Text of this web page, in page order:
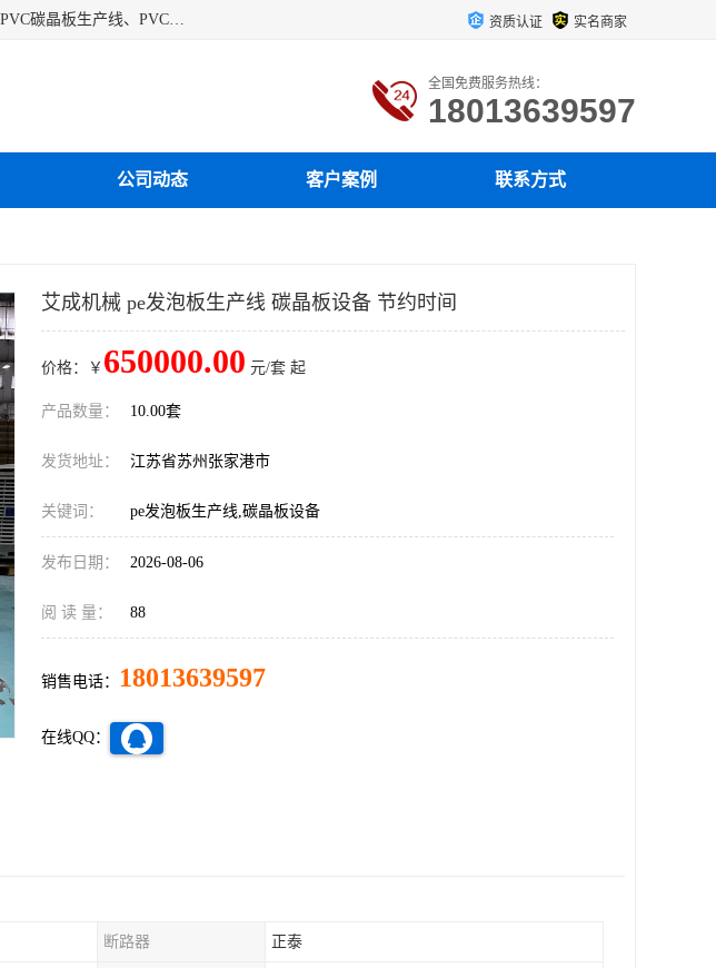
江苏艾斯曼机械有限公司专业生产各种合成树脂瓦设备、PVC树脂瓦生产线、PVC仿大理石板生产线，PVC碳晶板生产线、PVC护墙板生产线，PVC格栅板生产线、PVC扣板生产线、塑料建筑模板生产线。操作方便，性能稳定，价格合理，质量保障。 资质认证 实名商家
全国免费服务热线：
18013639597
公司动态 客户案例 联系方式
艾成机械 pe发泡板生产线 碳晶板设备 节约时间
价格：￥ 650000.00 元/套 起
产品数量： 10.00套
发货地址： 江苏省苏州张家港市
关键词： pe发泡板生产线,碳晶板设备
发布日期： 2026-08-06
阅 读 量： 88
销售电话： 18013639597
在线QQ：
断路器 正泰